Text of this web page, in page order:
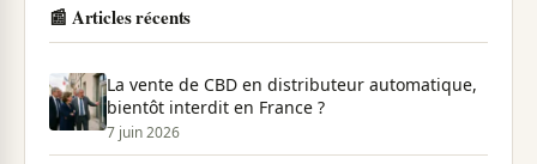
📰 Articles récents
La vente de CBD en distributeur automatique,
bientôt interdit en France ?
7 juin 2026